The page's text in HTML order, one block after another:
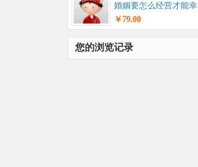
婚姻要怎么经营才能幸
福...
￥79.00
您的浏览记录